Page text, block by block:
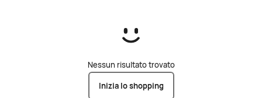
Nessun risultato trovato
Inizia lo shopping